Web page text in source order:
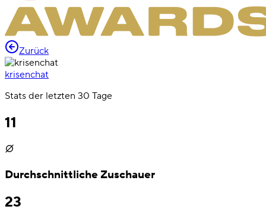
Zurück
krisenchat
Stats der letzten 30 Tage
11
Durchschnittliche Zuschauer
23